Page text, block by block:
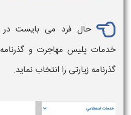
حال فرد می بایست در
خدماتپلیس مهاجرت و گذرنامه
گذرنامه زیارتی را انتخاب نماید.